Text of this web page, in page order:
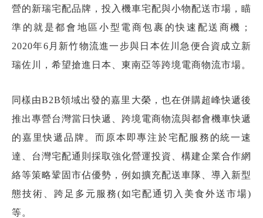
營的新瑞宅配品牌，投入機車宅配與小物配送市場，瞄
準的就是都會地區小型電商包裹的快速配送商機；
2020年6月新竹物流進一步與日本佐川急便合資成立新
瑞佐川，希望搶進日本、東南亞等跨境電商物流市場。
同樣由B2B領域出發的嘉里大榮，也在併購超峰快遞後
推出專營台灣當日快遞、跨境電商物流與都會機車快遞
的嘉里快遞品牌。而原本即專注於宅配服務的統一速
達、台灣宅配通則採取強化營運投資、構建企業合作網
絡等策略鞏固市佔優勢，例如擴充配送車隊、導入新型
態技術、跨足多元服務(如宅配通切入美食外送市場)
等。